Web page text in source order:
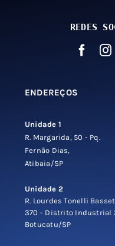
REDES
ENDEREÇOS
Unidade 1
R. Margarida, 50 - Pq.
Fernão Dias,
Atibaia/SP
Unidade 2
R. Lourdes Tonelli
370 - Distrito Industrial
Botucatu/SP